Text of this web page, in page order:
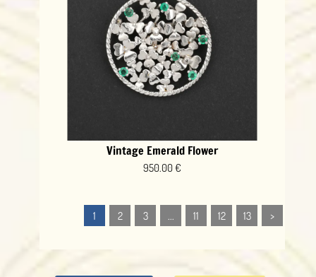
Vintage Emerald Flower
950.00 €
1 2 3 11 12 13 >